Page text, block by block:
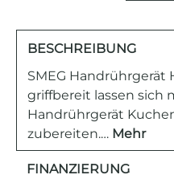
BESCHREIBUNG
SMEG
griffbereit lassen sich
Handrührgerät
zubereiten.… Mehr
FINANZIERUNG